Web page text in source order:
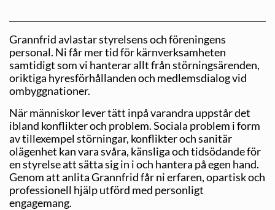
Grannfrid avlastar styrelsens och föreningens
personal. Ni får mer tid för kärnverksamheten
samtidigt som vi hanterar allt från störningsärenden,
oriktiga hyresförhållanden och medlemsdialog vid
ombyggnationer.
När människor lever tätt inpå varandra uppstår det
ibland konflikter och problem.Sociala problem i form
av tillexempel störningar, konflikter och sanitär
olägenhet kan vara svåra, känsliga och tidsödande för
en styrelse att sätta sig in i och hantera på egen hand.
Genom att anlita Grannfrid får ni erfaren, opartisk och
professionell hjälp utförd med personligt
engagemang.